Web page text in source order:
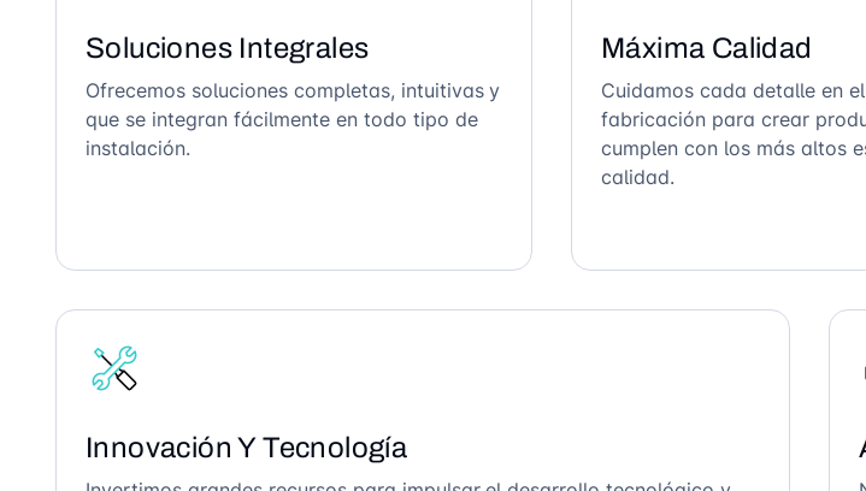
Soluciones Integrales
Ofrecemos soluciones completas, intuitivas y
que se integran fácilmente en todo tipo de
instalación.
Máxima Calidad
Cuidamos cada detalle en
fabricación para crear
cumplen con los más altos
calidad.
Innovación Y Tecnología